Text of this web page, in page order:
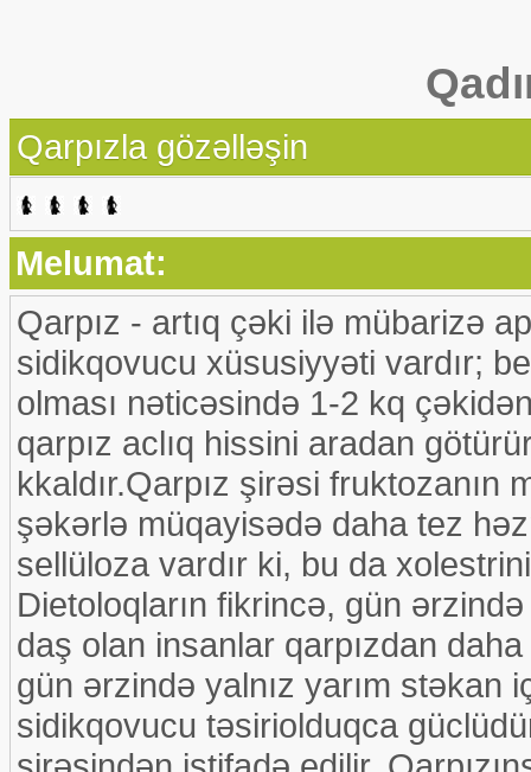
Qarpızla gözəlləşin
Melumat:
Qarpız - artıq çəki ilə mübarizə
sidikqovucu xüsusiyyəti vardır;
olması nəticəsində 1-2 kq
qarpız aclıq hissini aradan
kkaldır.Qarpız şirəsi
şəkərlə müqayisədə daha tez
sellüloza vardır ki, bu da
Dietoloqların fikrincə, gün
daş olan insanlar qarpızdan
gün ərzində yalnız yarım stəkan
sidikqovucu təsiriolduqca